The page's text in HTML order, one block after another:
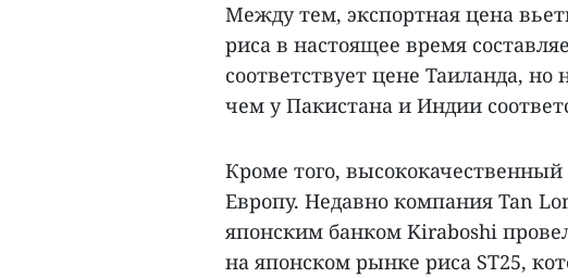
Между тем, экспортная цена
риса в настоящее время
соответствует цене Таиланда,
чем у Пакистана и Индии
Кроме того,
Европу. Недавно компания Tan
японским банком Kiraboshi
на японском рынке риса ST25,